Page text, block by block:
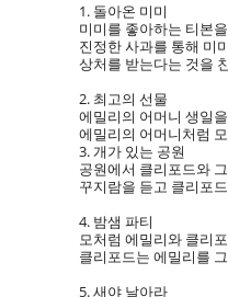
1. 돌아온 미미
미미를 좋아하는 티본
진정한 사과를 통해 미
상처를 받는다는 것을
2. 최고의 선물
에밀리의 어머니 생일
에밀리의 어머니처럼
3. 개가 있는 공원
공원에서 클리포드와
꾸지람을 듣고 클리포
4. 밤샘 파티
모처럼 에밀리와 클리
클리포드는 에밀리를
5. 새야 날아라